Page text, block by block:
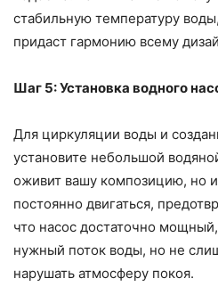
стабильную температуру
придаст гармонию всему
Шаг 5: Установка водного
Для циркуляции воды и
установите небольшой
оживит вашу композицию, но
постоянно двигаться,
что насос достаточно
нужный поток воды, но не
нарушать атмосферу покоя.